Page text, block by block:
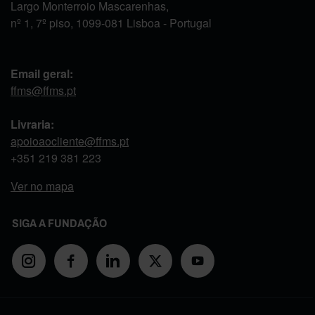
Largo Monterroio Mascarenhas,
nº 1, 7º piso, 1099-081 Lisboa - Portugal
Email geral:
ffms@ffms.pt
Livraria:
apoioaocliente@ffms.pt
+351 219 381 223
Ver no mapa
SIGA A FUNDAÇÃO